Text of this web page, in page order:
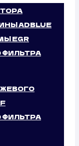
ADBLUE
EGR
ФИЛЬТРА
ФИЛЬТРА